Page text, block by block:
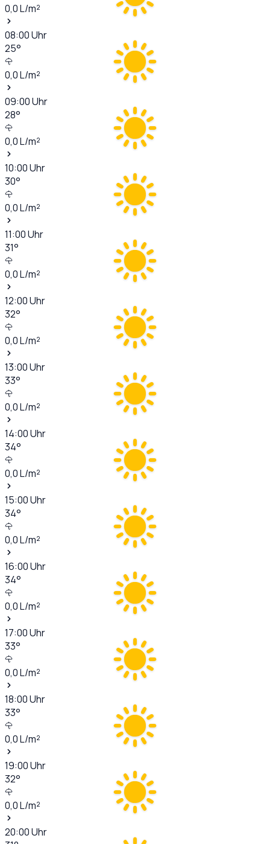
0,0L/m²
08:00Uhr
25°
0,0L/m²
09:00Uhr
28°
0,0L/m²
10:00Uhr
30°
0,0L/m²
11:00Uhr
31°
0,0L/m²
12:00Uhr
32°
0,0L/m²
13:00Uhr
33°
0,0L/m²
14:00Uhr
34°
0,0L/m²
15:00Uhr
34°
0,0L/m²
16:00Uhr
34°
0,0L/m²
17:00Uhr
33°
0,0L/m²
18:00Uhr
33°
0,0L/m²
19:00Uhr
32°
0,0L/m²
20:00Uhr